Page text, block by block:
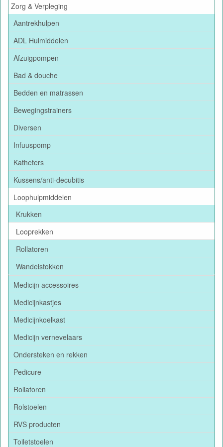
Zorg & Verpleging
Aantrekhulpen
ADL Hulmiddelen
Afzuigpompen
Bad & douche
Bedden en matrassen
Bewegingstrainers
Diversen
Infuuspomp
Katheters
Kussens/anti-decubitis
Loophulpmiddelen
Krukken
Looprekken
Rollatoren
Wandelstokken
Medicijn accessoires
Medicijnkastjes
Medicijnkoelkast
Medicijn vernevelaars
Ondersteken en rekken
Pedicure
Rollatoren
Rolstoelen
RVS producten
Toiletstoelen